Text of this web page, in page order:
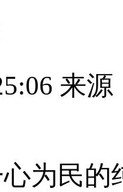
来
为民的